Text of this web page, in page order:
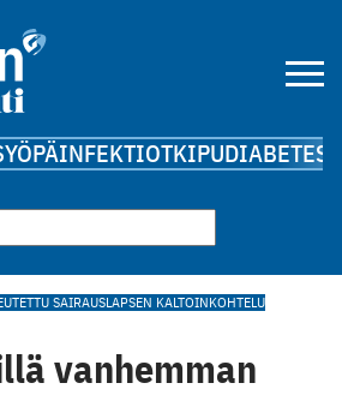
INFEKTIOTKIPUDIABETES
SAIRAUSLAPSEN KALTOINKOHTELU
vanhemman